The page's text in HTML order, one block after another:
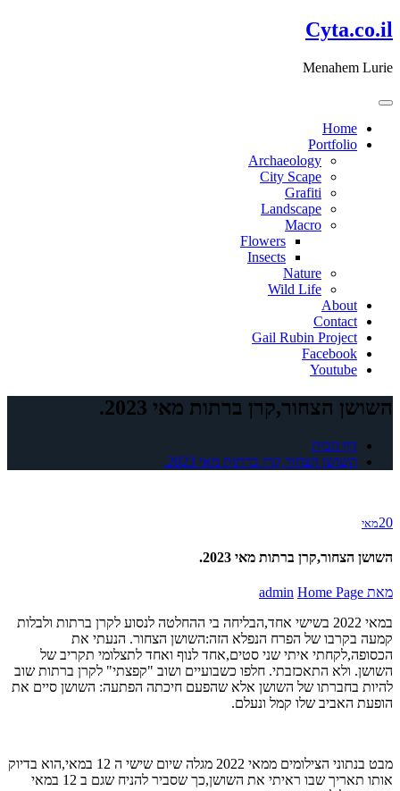
דלג
לתוכן
Cyta.co.il
Menahem Lurie
Home
Portfolio
Archaeology
City Scape
Grafiti
Landscape
Macro
Flowers
Insects
Nature
Wild Life
About
Contact
Gail Rubin Project
Facebook
Youtube
השושן הצחור,קרן ברתות מאי 2023.
דף הבית
השושן הצחור,קרן ברתות מאי 2023.
20מאי
השושן הצחור,קרן ברתות מאי 2023.
מאת admin Home Page
במאי 2022 בשישי אחד,הבליחה בי ההחלטה לנסוע לקרן ברתות ולבלות
קמעה בקרבו של הפרח הנפלא הזה:השושן הצחור. הנעתי את
הכסופה,לקחתי איתי שני סטים,אחד לנוף ואחד לתצלומי תקריב של
השושן. ולא התאכזבתי. חלפו כשבועיים ושוב "קפצתי" לקרן ברתות שוב
להיות בחברתו של השושן אלא שהפעם חיכתה הפתעה: השושן סיים את
הופעת האביב שלו קמל ונעלם.
מבט בנתוני הצילומים ממאי 2022 מגלה שיום שישי ה 12 במאי,הוא בדיוק
אותו תאריך שבו ראיתי את השושן,כך שסביר להניח שגם ב 12 במאי